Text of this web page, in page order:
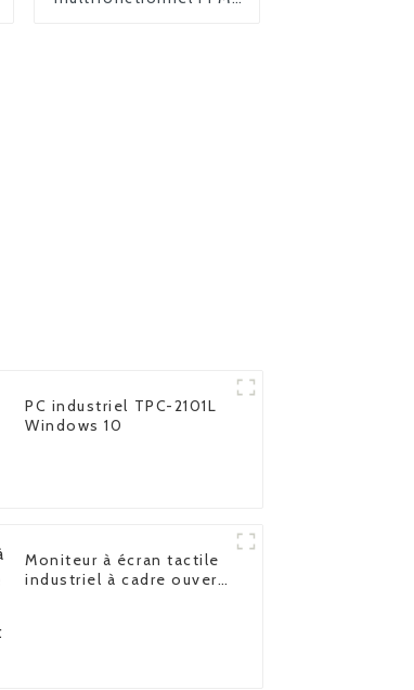
PC industriel TPC-2101L
Windows 10
Moniteur à écran tactile
industriel à cadre ouvert